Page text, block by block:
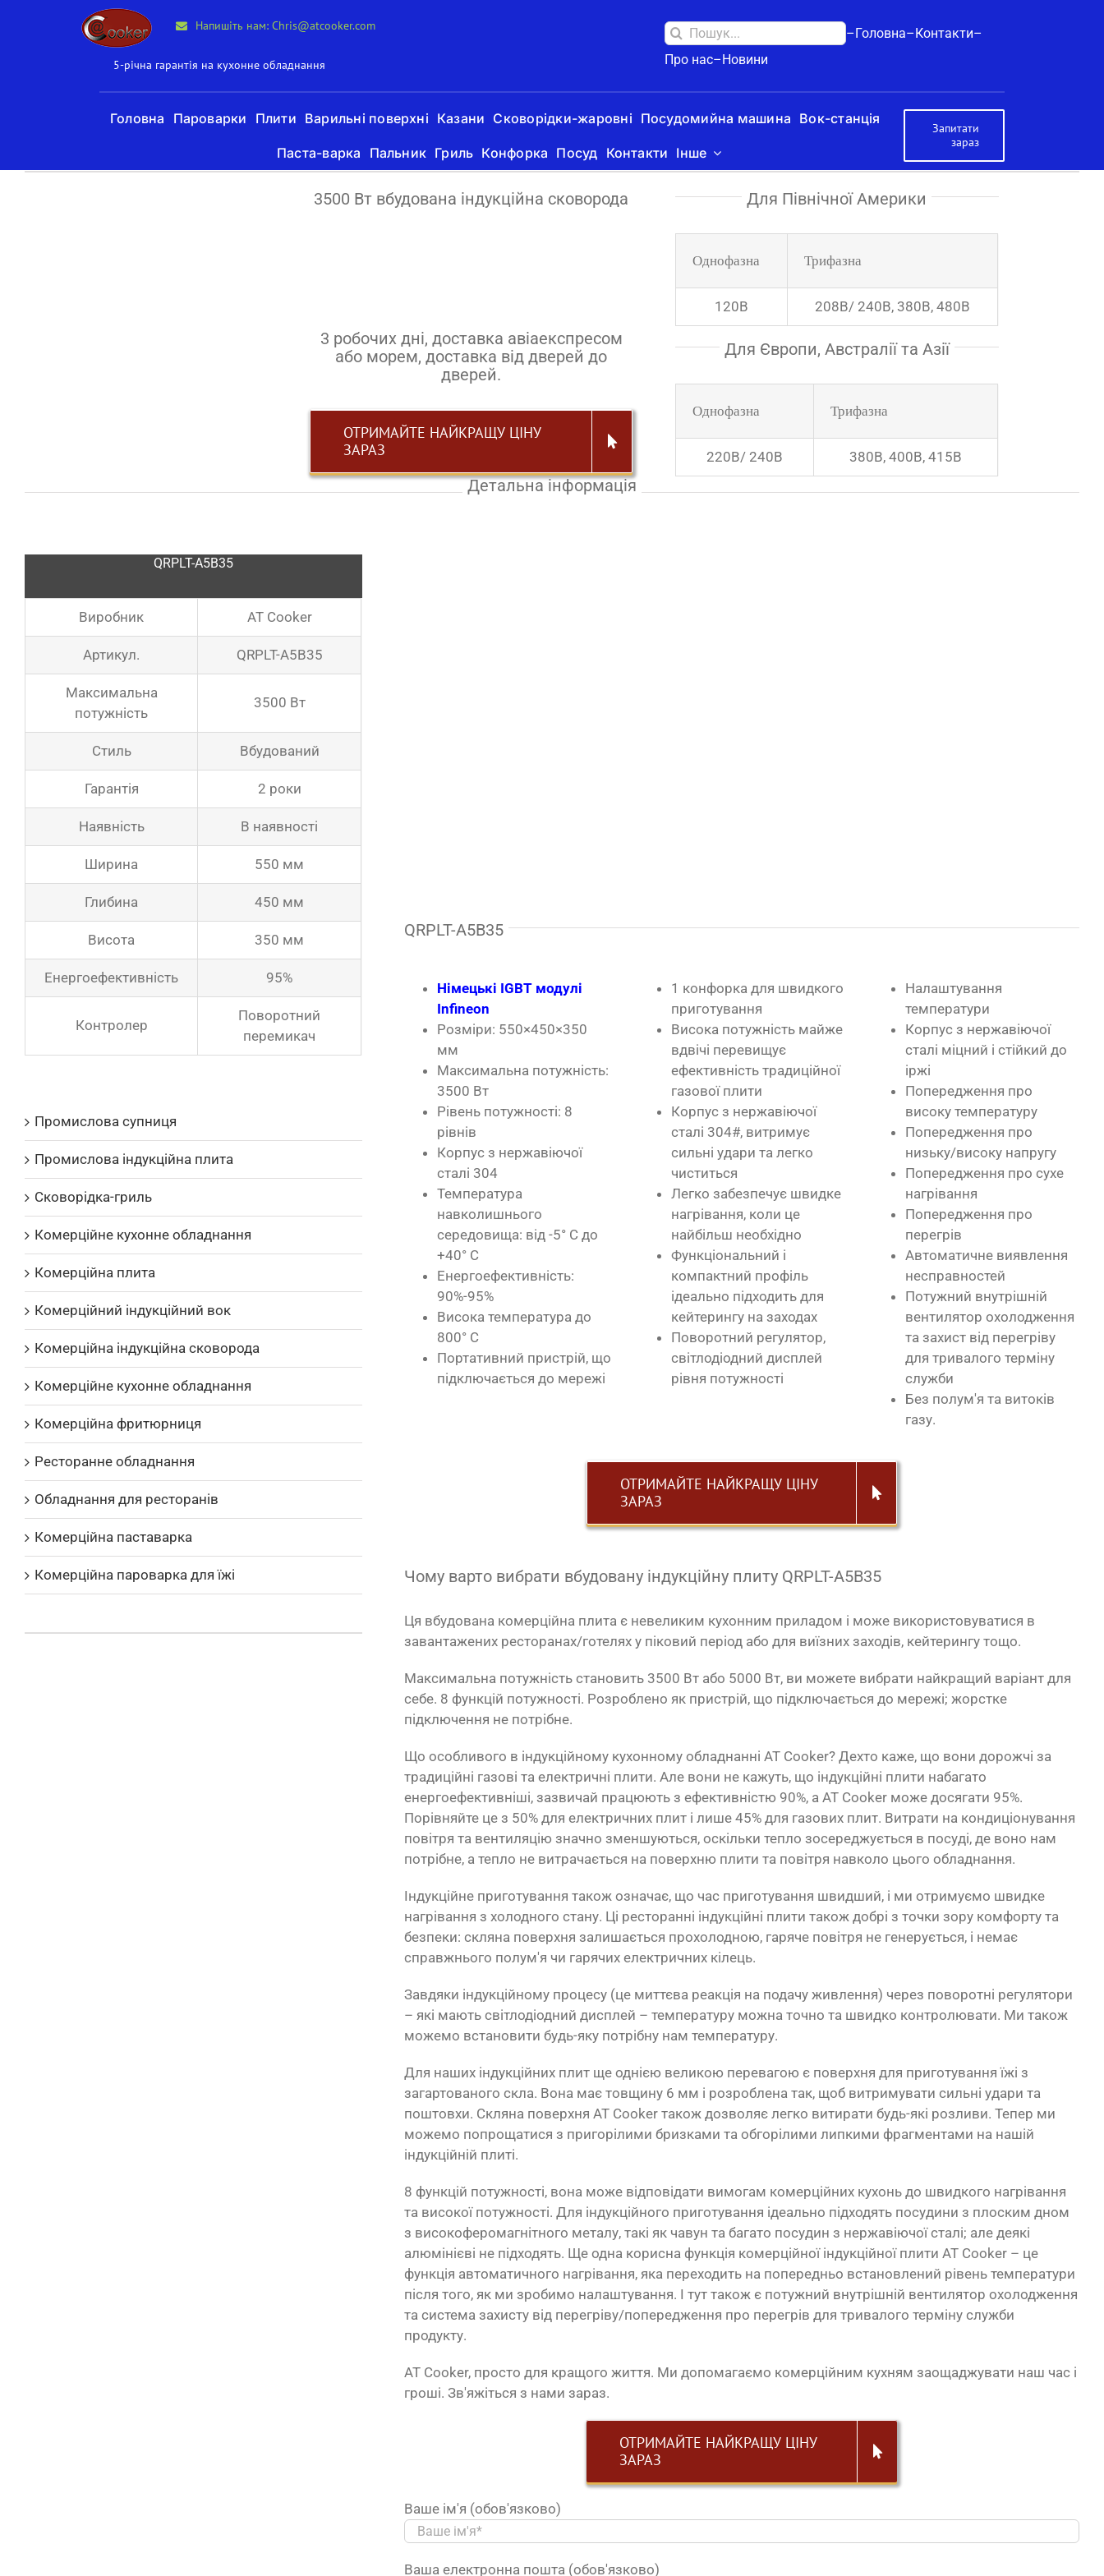
Напишіть нам: Chris@atcooker.com
5-річна гарантія на кухонне обладнання
Пошук
за
запитом:
–Головна–Контакти–
Про нас–Новини
Головна Пароварки Плити Варильні поверхні Казани Сковорідки-жаровні Посудомийна машина Вок-станція
Паста-варка Пальник Гриль Конфорка Посуд Контакти Інше
Запитати
зараз
3500 Вт вбудована індукційна сковорода
3 робочих дні, доставка авіаекспресом
або морем, доставка від дверей до
дверей.
ОТРИМАЙТЕ НАЙКРАЩУ ЦІНУ
ЗАРАЗ
Для Північної Америки
Однофазна Трифазна
120В 208В/ 240В, 380В, 480В
Для Європи, Австралії та Азії
Однофазна Трифазна
220В/ 240В 380В, 400В, 415В
Детальна інформація
QRPLT-A5B35
Виробник AT Cooker
Артикул. QRPLT-A5B35
Максимальна
потужність
3500 Вт
Стиль Вбудований
Гарантія 2 роки
Наявність В наявності
Ширина 550 мм
Глибина 450 мм
Висота 350 мм
Енергоефективність 95%
Контролер
Поворотний
перемикач
Промислова супниця
Промислова індукційна плита
Сковорідка-гриль
Комерційне кухонне обладнання
Комерційна плита
Комерційний індукційний вок
Комерційна індукційна сковорода
Комерційне кухонне обладнання
Комерційна фритюрниця
Ресторанне обладнання
Обладнання для ресторанів
Комерційна паставарка
Комерційна пароварка для їжі
QRPLT-A5B35
Німецькі IGBT модулі
Infineon
Розміри: 550×450×350
мм
Максимальна потужність:
3500 Вт
Рівень потужності: 8
рівнів
Корпус з нержавіючої
сталі 304
Температура
навколишнього
середовища: від -5° C до
+40° C
Енергоефективність:
90%-95%
Висока температура до
800° C
Портативний пристрій, що
підключається до мережі
1 конфорка для швидкого
приготування
Висока потужність майже
вдвічі перевищує
ефективність традиційної
газової плити
Корпус з нержавіючої
сталі 304#, витримує
сильні удари та легко
чиститься
Легко забезпечує швидке
нагрівання, коли це
найбільш необхідно
Функціональний і
компактний профіль
ідеально підходить для
кейтерингу на заходах
Поворотний регулятор,
світлодіодний дисплей
рівня потужності
Налаштування
температури
Корпус з нержавіючої
сталі міцний і стійкий до
іржі
Попередження про
високу температуру
Попередження про
низьку/високу напругу
Попередження про сухе
нагрівання
Попередження про
перегрів
Автоматичне виявлення
несправностей
Потужний внутрішній
вентилятор охолодження
та захист від перегріву
для тривалого терміну
служби
Без полум'я та витоків
газу.
ОТРИМАЙТЕ НАЙКРАЩУ ЦІНУ
ЗАРАЗ
Чому варто вибрати вбудовану індукційну плиту QRPLT-A5B35
Ця вбудована комерційна плита є невеликим кухонним приладом і може використовуватися в
завантажених ресторанах/готелях у піковий період або для виїзних заходів, кейтерингу тощо.
Максимальна потужність становить 3500 Вт або 5000 Вт, ви можете вибрати найкращий варіант для
себе. 8 функцій потужності. Розроблено як пристрій, що підключається до мережі; жорстке
підключення не потрібне.
Що особливого в індукційному кухонному обладнанні AT Cooker? Дехто каже, що вони дорожчі за
традиційні газові та електричні плити. Але вони не кажуть, що індукційні плити набагато
енергоефективніші, зазвичай працюють з ефективністю 90%, а AT Cooker може досягати 95%.
Порівняйте це з 50% для електричних плит і лише 45% для газових плит. Витрати на кондиціонування
повітря та вентиляцію значно зменшуються, оскільки тепло зосереджується в посуді, де воно нам
потрібне, а тепло не витрачається на поверхню плити та повітря навколо цього обладнання.
Індукційне приготування також означає, що час приготування швидший, і ми отримуємо швидке
нагрівання з холодного стану. Ці ресторанні індукційні плити також добрі з точки зору комфорту та
безпеки: скляна поверхня залишається прохолодною, гаряче повітря не генерується, і немає
справжнього полум'я чи гарячих електричних кілець.
Завдяки індукційному процесу (це миттєва реакція на подачу живлення) через поворотні регулятори
– які мають світлодіодний дисплей – температуру можна точно та швидко контролювати. Ми також
можемо встановити будь-яку потрібну нам температуру.
Для наших індукційних плит ще однією великою перевагою є поверхня для приготування їжі з
загартованого скла. Вона має товщину 6 мм і розроблена так, щоб витримувати сильні удари та
поштовхи. Скляна поверхня AT Cooker також дозволяє легко витирати будь-які розливи. Тепер ми
можемо попрощатися з пригорілими бризками та обгорілими липкими фрагментами на нашій
індукційній плиті.
8 функцій потужності, вона може відповідати вимогам комерційних кухонь до швидкого нагрівання
та високої потужності. Для індукційного приготування ідеально підходять посудини з плоским дном
з високоферомагнітного металу, такі як чавун та багато посудин з нержавіючої сталі; але деякі
алюмінієві не підходять. Ще одна корисна функція комерційної індукційної плити AT Cooker – це
функція автоматичного нагрівання, яка переходить на попередньо встановлений рівень температури
після того, як ми зробимо налаштування. І тут також є потужний внутрішній вентилятор охолодження
та система захисту від перегріву/попередження про перегрів для тривалого терміну служби
продукту.
AT Cooker, просто для кращого життя. Ми допомагаємо комерційним кухням заощаджувати наш час і
гроші. Зв'яжіться з нами зараз.
ОТРИМАЙТЕ НАЙКРАЩУ ЦІНУ
ЗАРАЗ
Ваше ім'я (обов'язково)
Ваша електронна пошта (обов'язково)